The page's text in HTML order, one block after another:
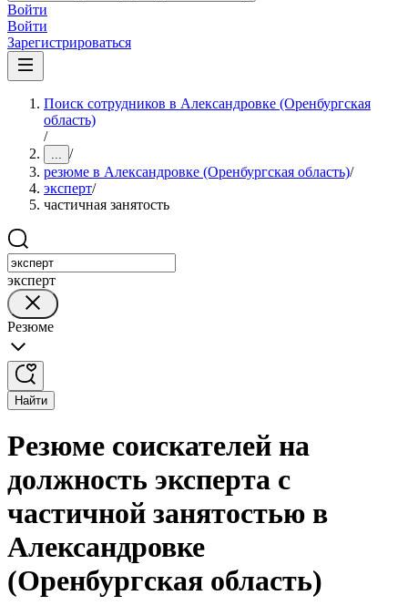
Войти
Войти
Зарегистрироваться
Поиск сотрудников в Александровке (Оренбургская
область)
/
... /
резюме в Александровке (Оренбургская область)/
эксперт/
частичная занятость
эксперт
Резюме
Найти
Резюме соискателей на
должность эксперта с
частичной занятостью в
Александровке
(Оренбургская область)